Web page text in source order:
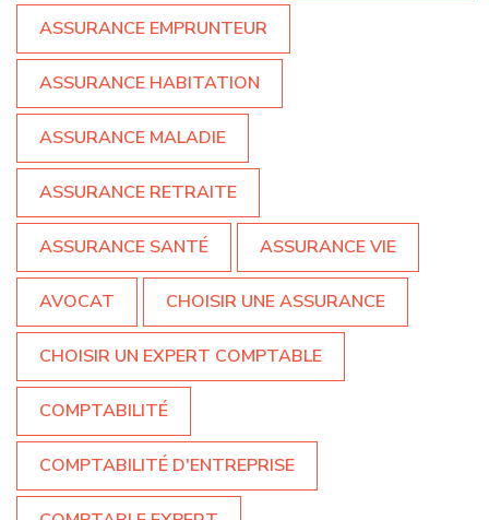
ASSURANCE EMPRUNTEUR
ASSURANCE HABITATION
ASSURANCE MALADIE
ASSURANCE RETRAITE
ASSURANCE SANTÉ ASSURANCE VIE
AVOCAT CHOISIR UNE ASSURANCE
CHOISIR UN EXPERT COMPTABLE
COMPTABILITÉ
COMPTABILITÉ D'ENTREPRISE